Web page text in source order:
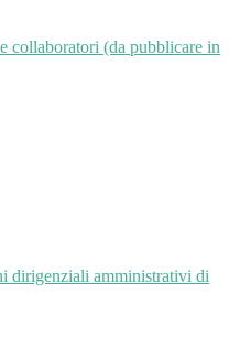
collaboratori (da pubblicare in
dirigenziali amministrativi di